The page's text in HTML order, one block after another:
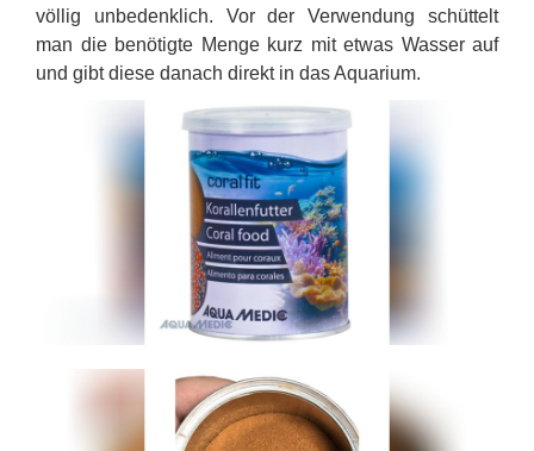
völlig unbedenklich. Vor der Verwendung schüttelt
man die benötigte Menge kurz mit etwas Wasser auf
und gibt diese danach direkt in das Aquarium.